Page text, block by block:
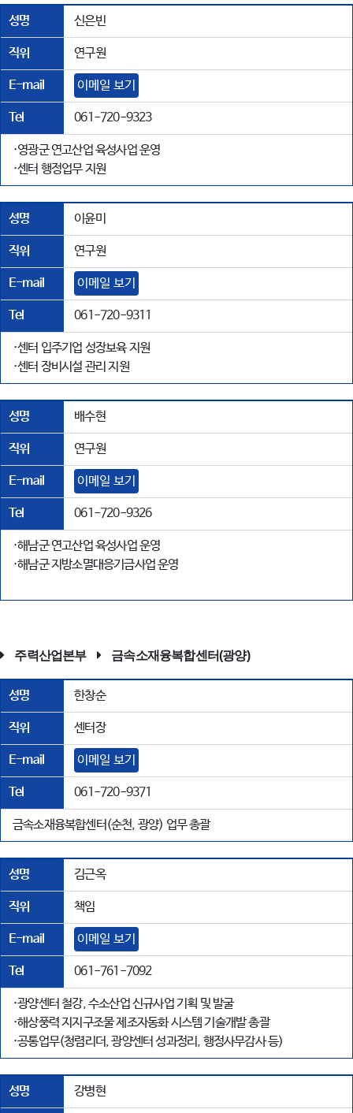
성명 신은빈
직위 연구원
E-mail 이메일 보기
Tel 061-720-9323
·영광군 연고산업 육성사업 운영
·센터 행정업무 지원
성명 이윤미
직위 연구원
E-mail 이메일 보기
Tel 061-720-9311
·센터 입주기업 성장보육 지원
·센터 장비시설 관리 지원
성명 배수현
직위 연구원
E-mail 이메일 보기
Tel 061-720-9326
·해남군 연고산업 육성사업 운영
·해남군 지방소멸대응기금사업 운영
주력산업본부 금속소재융복합센터(광양)
성명 한창순
직위 센터장
E-mail 이메일 보기
Tel 061-720-9371
금속소재융복합센터(순천, 광양) 업무 총괄
성명 김근옥
직위 책임
E-mail 이메일 보기
Tel 061-761-7092
·광양센터 철강, 수소산업 신규사업 기획 및 발굴
·해상풍력 지지구조물 제조자동화 시스템 기술개발 총괄
·공통업무(청렴리더, 광양센터 성과정리, 행정사무감사 등)
성명 강병현